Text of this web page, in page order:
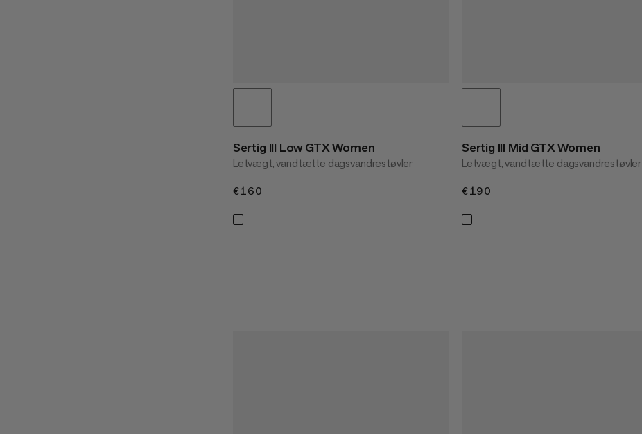
Sertig III Low GTX Women
Letvægt, vandtætte dagsvandrestøvler
€160
Sertig III Mid GTX Women
Letvægt, vandtætte dagsvandrestøvler
€190